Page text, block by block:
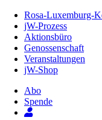
Inhalt
Seite
Rosa-Luxemburg-
jW-Prozess
Aktionsbüro
Genossenschaft
Veranstaltungen
jW-Shop
Abo
Spende